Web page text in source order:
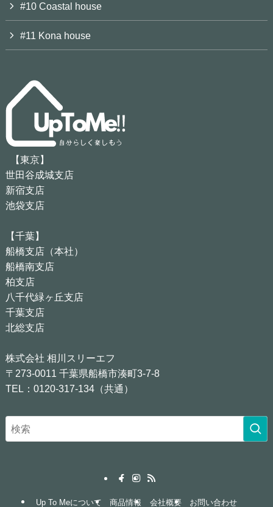
#10 Coastal house
#11 Kona house
【東京】
世田谷成城支店
新宿支店
池袋支店
【千葉】
船橋支店（本社）
船橋南支店
柏支店
八千代緑ヶ丘支店
千葉支店
北総支店
株式会社 相川スリーエフ
〒273-0011 千葉県船橋市湊町3-7-8
TEL：0120-317-134（共通）
Up To Meについて 商品情報 会社概要 お問い合わせ